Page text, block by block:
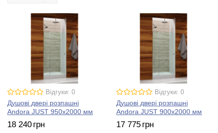
Відгуки: 0
Душові двері розпашні
Andora JUST 950х2000 мм
18 240 грн
Відгуки: 0
Душові двері розпашні
Andora JUST 900х2000 мм
17 775 грн